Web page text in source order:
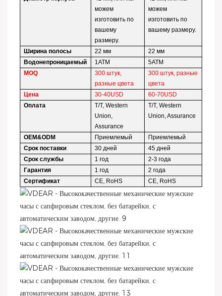
можем
изготовить по
вашему
размеру.
можем
изготовить по
вашему размеру.
Ширина полосы 22 мм
22 мм
Водонепроницаемый
1ATM
5ATM
MOQ
300 штук,
разные цвета
300 штук, разные
цвета
Цена
30-40USD
60-70USD
Оплата
T/T, Western
Union,
Assurance
T/T, Western
Union, Assurance
OEM&ODM Приемлемый
Приемлемый
Срок поставки
30 дней
45 дней
Срок службы
1 год
2-3 года
Гарантия
1 год
2 года
Сертификат
CE, RoHS CE, RoHS